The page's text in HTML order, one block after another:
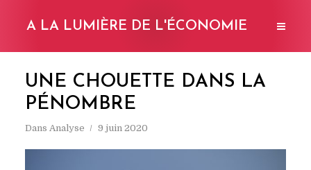
A LA LUMIÈRE DE L'ÉCONOMIE
UNE CHOUETTE DANS LA
PÉNOMBRE
Dans Analyse 9 juin 2020